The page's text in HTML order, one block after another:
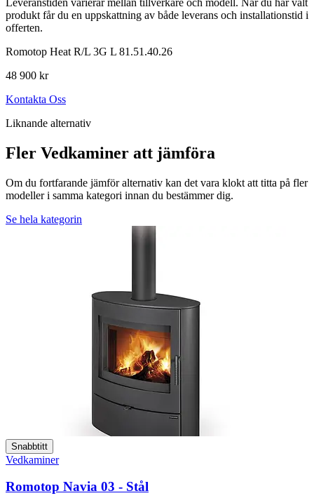
produkt får du en uppskattning av både leverans och installationstid i
offerten.
Romotop Heat R/L 3G L 81.51.40.26
48 900 kr
Kontakta Oss
Liknande alternativ
Fler Vedkaminer att jämföra
Om du fortfarande jämför alternativ kan det vara klokt att titta på fler
modeller i samma kategori innan du bestämmer dig.
Se hela kategorin
Snabbtitt
Vedkaminer
Romotop Navia 03 - Stål